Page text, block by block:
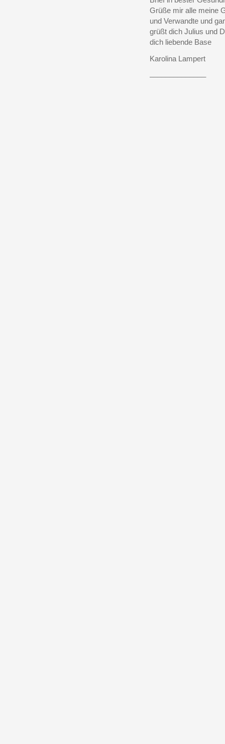
Grüße mir alle meine
und Verwandte und
grüßt dich Julius und
dich liebende Base
Karolina Lampert